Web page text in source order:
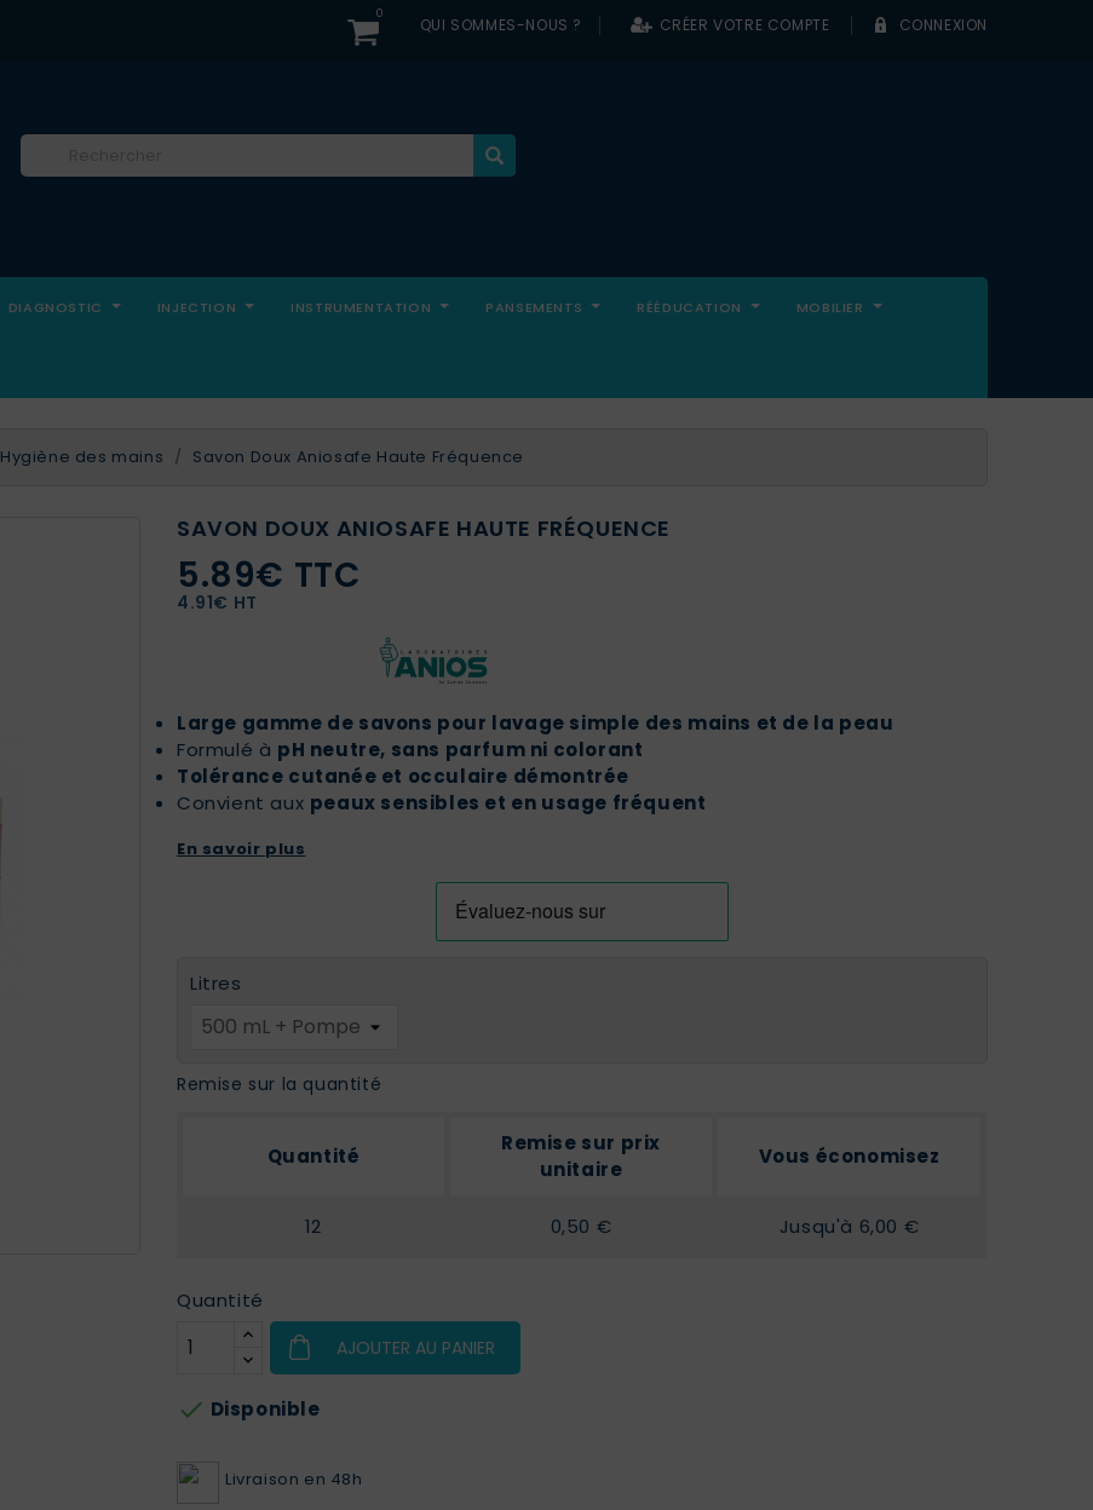
0
QUI SOMMES-NOUS ? CRÉER VOTRE COMPTE CONNEXION
DIAGNOSTIC INJECTION INSTRUMENTATION PANSEMENTS RÉÉDUCATION MOBILIER
Hygiène des mains Savon Doux Aniosafe Haute Fréquence
SAVON DOUX ANIOSAFE HAUTE FRÉQUENCE
5.89€ TTC
4.91€ HT
Large gamme de savons pour lavage simple des mains et de la peau
Formulé à pH neutre, sans parfum ni colorant
Tolérance cutanée et occulaire démontrée
Convient aux peaux sensibles et en usage fréquent
En savoir plus
Litres
Remise sur la quantité
Quantité
Remise sur prix
unitaire
Vous économisez
12 0,50 € Jusqu'à 6,00 €
Quantité
AJOUTER AU PANIER
 Disponible
Livraison en 48h